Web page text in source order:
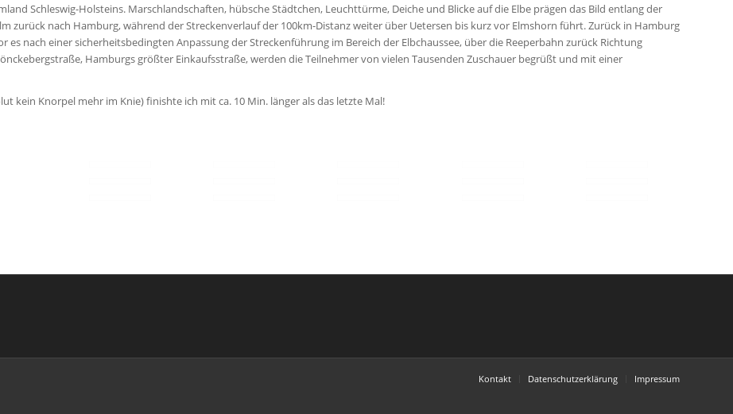
Schleswig-Holsteins. Marschlandschaften, hübsche Städtchen, Leuchttürme, Deiche und Blicke auf die Elbe prägen das Bild entlang der
zurück nach Hamburg, während der Streckenverlauf der 100km-Distanz weiter über Uetersen bis kurz vor Elmshorn führt. Zurück in Hamburg
nach einer sicherheitsbedingten Anpassung der Streckenführung im Bereich der Elbchaussee, über die Reeperbahn zurück Richtung
Hamburgs größter Einkaufsstraße, werden die Teilnehmer von vielen Tausenden Zuschauer begrüßt und mit einer
kein Knorpel mehr im Knie) finishte ich mit ca. 10 Min. länger als das letzte Mal!
Kontakt Datenschutzerklärung Impressum